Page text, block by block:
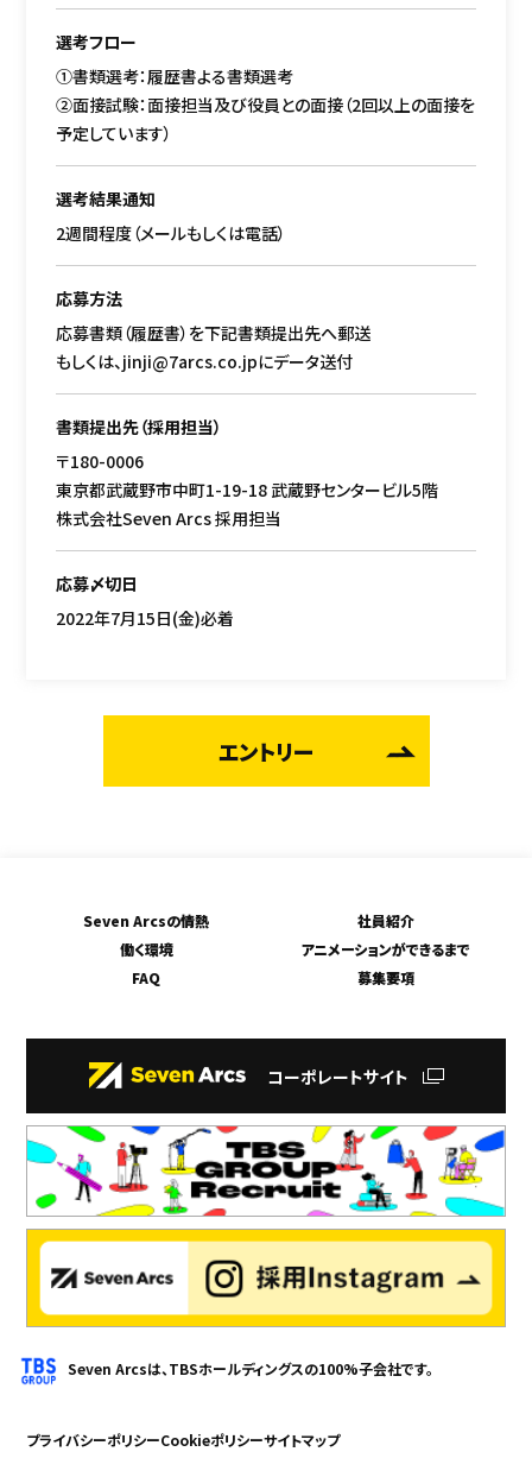
選考フロー
①書類選考：履歴書よる書類選考
②面接試験：面接担当及び役員との面接（2回以上の面接を
予定しています）
選考結果通知
2週間程度（メールもしくは電話）
応募方法
応募書類（履歴書）を下記書類提出先へ郵送
もしくは、jinji@7arcs.co.jpにデータ送付
書類提出先（採用担当）
〒180-0006
東京都武蔵野市中町1-19-18 武蔵野センタービル5階
株式会社Seven Arcs 採用担当
応募〆切日
2022年7月15日(金)必着
エントリー
Seven Arcsの情熱
社員紹介
働く環境
アニメーションができるまで
FAQ
募集要項
コーポレートサイト
Seven Arcsは、TBSホールディングスの100%子会社です。
プライバシーポリシーCookieポリシーサイトマップ